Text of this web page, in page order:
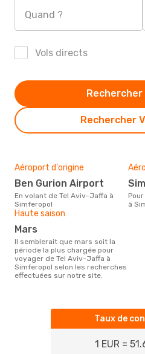
Quand ?
Vols directs
Rechercher
Rechercher
Aéroport d'origine
Ben Gurion Airport
En volant de Tel Aviv-Jaffa à
Simferopol
Pour l'itinéraire de Tel Aviv-Jaffa
à
Haute saison
mars
Il semblerait que mars soit la
période la plus chargée pour
voyager de Tel Aviv-Jaffa à
Simferopol selon les recherches
effectuées sur notre site.
Taux de
1 EUR =